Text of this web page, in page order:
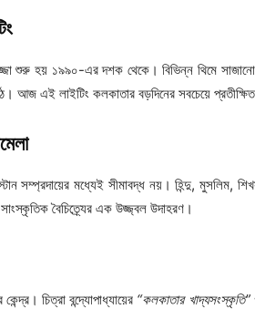
শুরু হয় ১৯৯০-এর দশক থেকে। বিভিন্ন থিমে
আজ এই লাইটিং কলকাতার বড়দিনের সবচেয়ে
সম্প্রদায়ের মধ্যেই সীমাবদ্ধ নয়। হিন্দু, মুসলিম,
বৈচিত্র্যের এক উজ্জ্বল উদাহরণ।
চিত্রা বন্দ্যোপাধ্যায়ের “কলকাতার খাদ্যসংস্কৃতি”